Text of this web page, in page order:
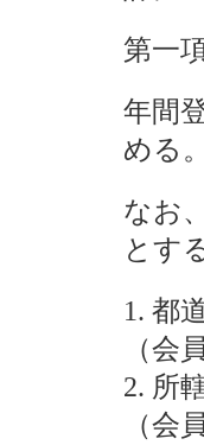
第
年間
める
なお
とす
（会
所
（会